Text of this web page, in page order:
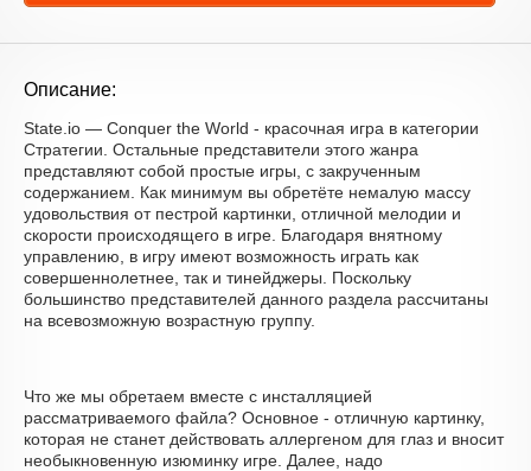
Описание:
State.io — Conquer the World - красочная игра в категории
Стратегии. Остальные представители этого жанра
представляют собой простые игры, с закрученным
содержанием. Как минимум вы обретёте немалую массу
удовольствия от пестрой картинки, отличной мелодии и
скорости происходящего в игре. Благодаря внятному
управлению, в игру имеют возможность играть как
совершеннолетнее, так и тинейджеры. Поскольку
большинство представителей данного раздела рассчитаны
на всевозможную возрастную группу.
Что же мы обретаем вместе с инсталляцией
рассматриваемого файла? Основное - отличную картинку,
которая не станет действовать аллергеном для глаз и вносит
необыкновенную изюминку игре. Далее, надо